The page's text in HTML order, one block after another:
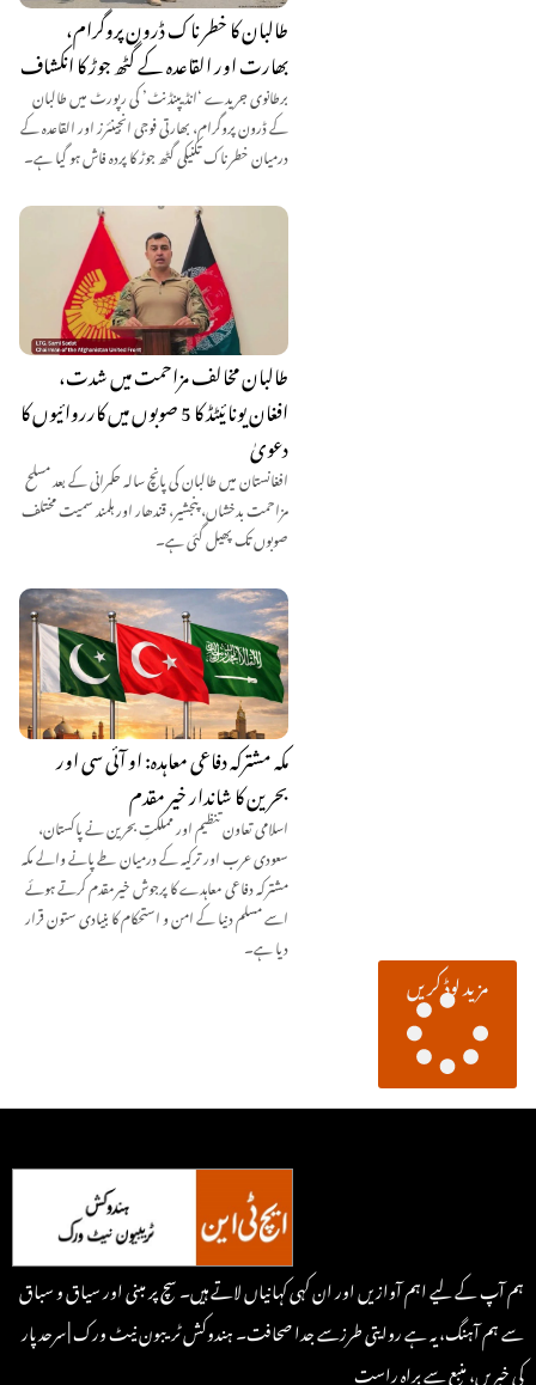
طالبان کا خطرناک ڈرون پروگرام،
بھارت اور القاعدہ کے گٹھ جوڑ کا انکشاف
برطانوی جریدے ‘انڈیپنڈنٹ’ کی رپورٹ میں طالبان
کے ڈرون پروگرام، بھارتی فوجی انجینئرز اور القاعدہ کے
درمیان خطرناک تکنیکی گٹھ جوڑ کا پردہ فاش ہو گیا ہے۔
طالبان مخالف مزاحمت میں شدت،
افغان یونائیٹڈ کا 5 صوبوں میں کارروائیوں کا
دعویٰ
افغانستان میں طالبان کی پانچ سالہ حکمرانی کے بعد مسلح
مزاحمت بدخشاں، پنجشیر، قندھار اور ہلمند سمیت مختلف
صوبوں تک پھیل گئی ہے۔
مکہ مشترکہ دفاعی معاہدہ: او آئی سی اور
بحرین کا شاندار خیر مقدم
اسلامی تعاون تنظیم اور مملکتِ بحرین نے پاکستان،
سعودی عرب اور ترکیہ کے درمیان طے پانے والے مکہ
مشترکہ دفاعی معاہدے کا پرجوش خیرمقدم کرتے ہوئے
اسے مسلم دنیا کے امن و استحکام کا بنیادی ستون قرار
دیا ہے۔
مزید لوڈ کریں
ہم آپ کے لیے اہم آوازیں اور ان کہی کہانیاں لاتے ہیں۔ سچ پر مبنی اور سیاق و سباق
سے ہم آہنگ، یہ ہے روایتی طرزسے جدا صحافت۔ ہندوکش ٹریبون نیٹ ورک | سرحد پار
کی خبریں، منبع سے براہِ راست